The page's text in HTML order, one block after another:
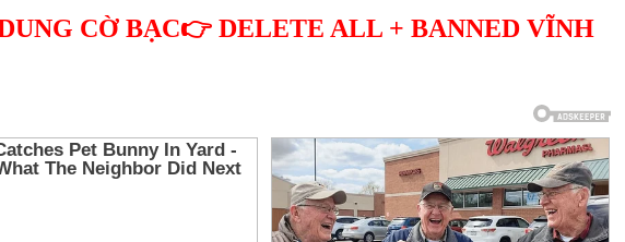
CỜ BẠC👉 DELETE ALL + BANNED VĨNH